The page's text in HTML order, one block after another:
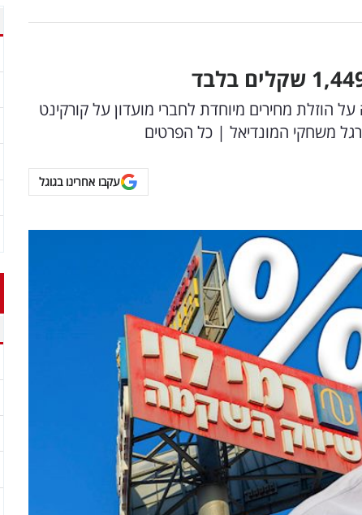
הוזלת מחירים מיוחדת לחברי מועדון על קורקינט
משחקי המונדיאל | כל הפרטים
עקבו אחרינו בגוגל